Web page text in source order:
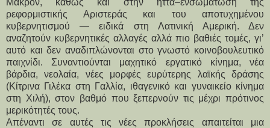
ρεφορμιστικής Αριστεράς και του αποτυχημένου
κυβερνητισμού — ειδικά στη Λατινική Αμερική. Δεν
αναζητούν κυβερνητικές αλλαγές αλλά πιο βαθιές τομές, γι’
αυτό και δεν αναδιπλώνονται στο γνωστό κοινοβουλευτικό
παιχνίδι. Συναντιούνται μαχητικό εργατικό κίνημα, νέα
βάρδια, νεολαία, νέες μορφές ευρύτερης λαϊκής δράσης
(Κίτρινα Γιλέκα στη Γαλλία, ιθαγενικό και γυναικείο κίνημα
στη Χιλή), στον βαθμό που ξεπερνούν τις μέχρι πρότινος
μερικότητές τους.
Απέναντι σε αυτές τις νέες προκλήσεις απαιτείται μια